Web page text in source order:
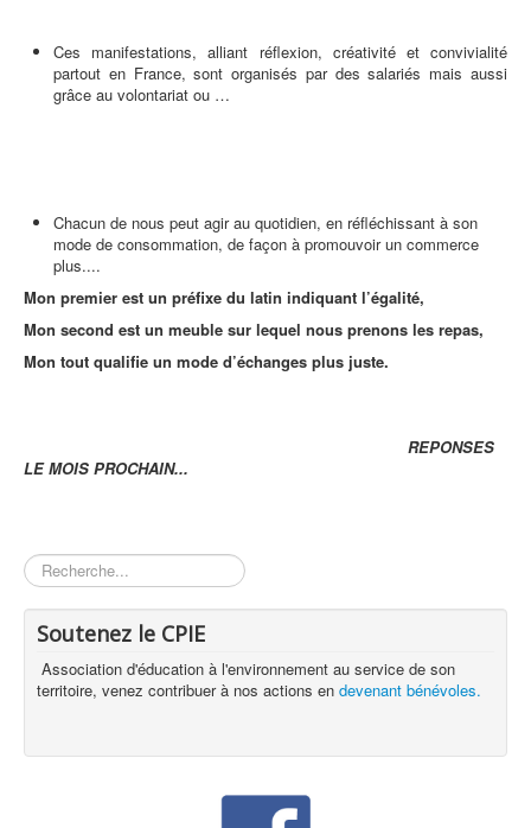
Ces manifestations, alliant réflexion, créativité et convivialité
partout en France, sont organisés par des salariés mais aussi
grâce au volontariat ou …
Chacun de nous peut agir au quotidien, en réfléchissant à son
mode de consommation, de façon à promouvoir un commerce
plus....
Mon premier est un préfixe du latin indiquant l’égalité,
Mon second est un meuble sur lequel nous prenons les repas,
Mon tout qualifie un mode d’échanges plus juste.
REPONSES
LE MOIS PROCHAIN...
Rechercher
Soutenez le CPIE
Association d'éducation à l'environnement au service de son
territoire, venez contribuer à nos actions en devenant bénévoles.